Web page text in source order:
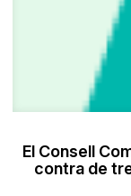
El Consell
contra de